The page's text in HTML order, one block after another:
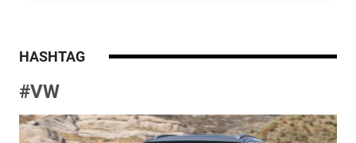
HASHTAG
#VW